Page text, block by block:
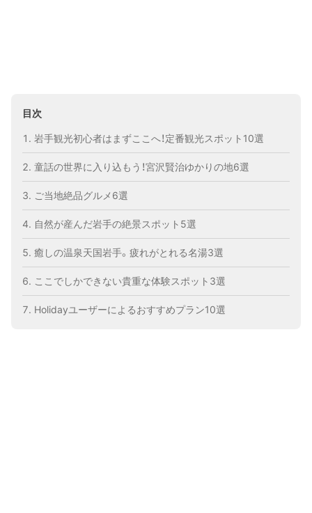
目次
岩手観光初心者はまずここへ！定番観光スポット10選
童話の世界に入り込もう！宮沢賢治ゆかりの地6選
ご当地絶品グルメ6選
自然が産んだ岩手の絶景スポット5選
癒しの温泉天国岩手。疲れがとれる名湯3選
ここでしかできない貴重な体験スポット3選
Holidayユーザーによるおすすめプラン10選